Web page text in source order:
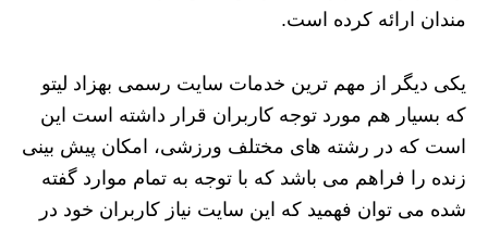
مندان ارائه کرده است.
یکی دیگر از مهم‌ ترین خدمات سایت رسمی بهزاد لیتو
که بسیار هم مورد توجه کاربران قرار داشته است این
است که در رشته‌ های مختلف ورزشی، امکان پیش بینی
زنده را فراهم می باشد که با توجه به تمام موارد گفته
شده می توان فهمید که این سایت نیاز کاربران خود در